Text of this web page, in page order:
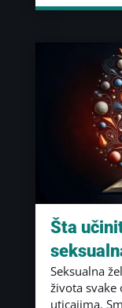
Šta
Seksualna
života svake
uticajima.